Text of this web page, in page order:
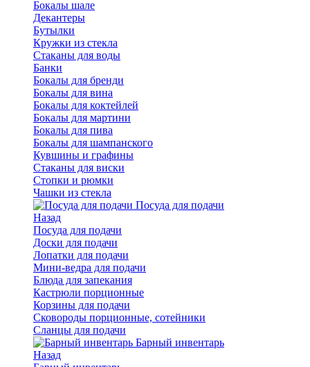
Бокалы шале
Декантеры
Бутылки
Кружки из стекла
Стаканы для воды
Банки
Бокалы для бренди
Бокалы для вина
Бокалы для коктейлей
Бокалы для мартини
Бокалы для пива
Бокалы для шампанского
Кувшины и графины
Стаканы для виски
Стопки и рюмки
Чашки из стекла
Посуда для подачи
Назад
Посуда для подачи
Доски для подачи
Лопатки для подачи
Мини-ведра для подачи
Блюда для запекания
Кастрюли порционные
Корзины для подачи
Сковороды порционные, сотейники
Сланцы для подачи
Барный инвентарь
Назад